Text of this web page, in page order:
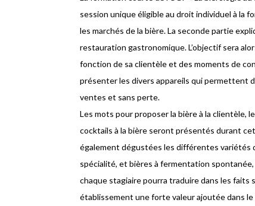
session unique éligible au droit individuel à la
les marchés de la bière. La seconde partie
restauration gastronomique. L’objectif sera
fonction de sa clientèle et des moments de
présenter les divers appareils qui permettent
ventes et sans perte.
Les mots pour proposer la bière à la clientèle,
cocktails à la bière seront présentés durant
également dégustées les différentes variétés
spécialité, et bières à fermentation spontanée,
chaque stagiaire pourra traduire dans les faits
établissement une forte valeur ajoutée dans